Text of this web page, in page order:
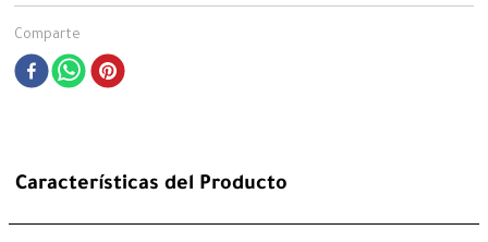
Comparte
Características del Producto